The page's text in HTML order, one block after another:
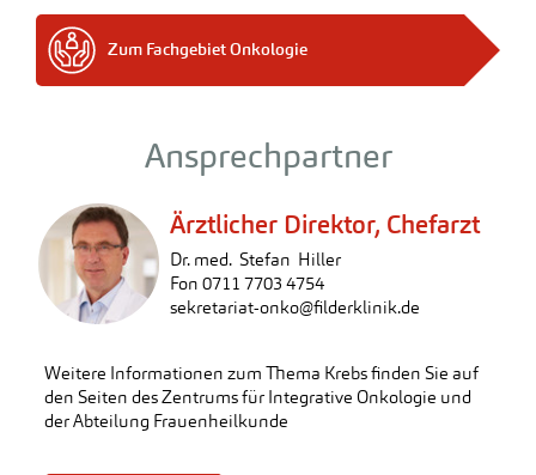
Zum Fachgebiet Onkologie
Ansprechpartner
Ärztlicher Direktor, Chefarzt
Dr. med. Stefan Hiller
Fon 0711 7703 4754
sekretariat-onko@filderklinik.de
Weitere Informationen zum Thema Krebs finden Sie auf
den Seiten des Zentrums für Integrative Onkologie und
der Abteilung Frauenheilkunde